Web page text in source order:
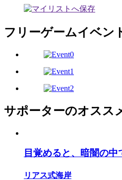
フリーゲームイベン
サポーターのオスス
目覚めると、暗闇の中
リアス式海岸